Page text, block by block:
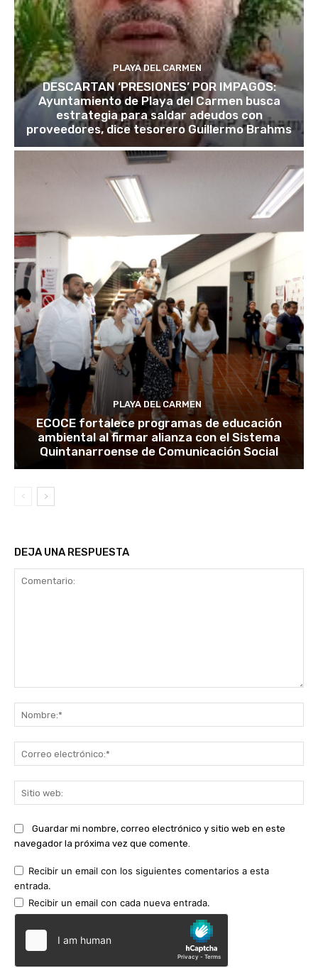
PLAYA DEL CARMEN
DESCARTAN ‘PRESIONES’ POR IMPAGOS:
Ayuntamiento de Playa del Carmen busca
estrategia para saldar adeudos con
proveedores, dice tesorero Guillermo Brahms
PLAYA DEL CARMEN
ECOCE fortalece programas de educación
ambiental al firmar alianza con el Sistema
Quintanarroense de Comunicación Social
DEJA UNA RESPUESTA
Guardar mi nombre, correo electrónico y sitio web en este
navegador la próxima vez que comente.
Recibir un email con los siguientes comentarios a esta
entrada.
Recibir un email con cada nueva entrada.